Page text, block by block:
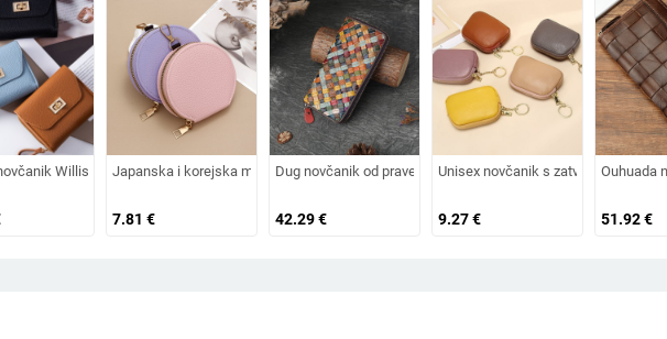
uzorkom liči, mini novčanik za kartice, podstava od poliestera, svakodnevna primjena, jesen 2024
Willisa – PU materijal, podstava od poliestera, gradski minimalizam, ultra lagan
Japanska i korejska modna okrugla torbica s patentnim zatvaračem u boji slatkiša,
7.81 €
Dug novčanik od prave kože s tkanim uzorkom, koža prvog
42.29€
Unisex novčanik s zatvaračem za
9.27€
Ouhuada
51.92€